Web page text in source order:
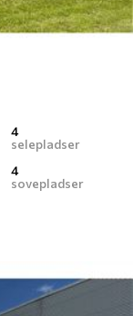
4
selepladser
4
sovepladser